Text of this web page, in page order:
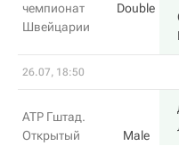
чемпионат
Швейцарии
Double
26.07, 18:50
ATP Гштад.
Открытый
Male